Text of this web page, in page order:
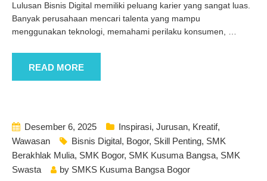
Lulusan Bisnis Digital memiliki peluang karier yang sangat luas.
Banyak perusahaan mencari talenta yang mampu
menggunakan teknologi, memahami perilaku konsumen,
READ MORE
Desember 6, 2025 Inspirasi, Jurusan, Kreatif,
Wawasan
Bisnis Digital, Bogor, Skill Penting, SMK
Berakhlak Mulia, SMK Bogor, SMK Kusuma Bangsa, SMK
Swasta
by SMKS Kusuma Bangsa Bogor